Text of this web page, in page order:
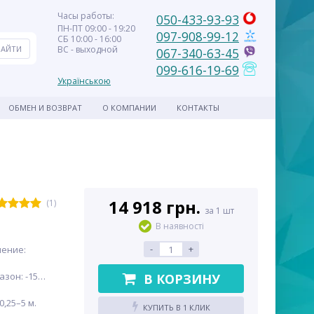
Часы работы:
ПН-ПТ 09:00 - 19:20
СБ 10:00 - 16:00
ВС - выходной
Українською
050-433-93-93
097-908-99-12
067-340-63-45
099-616-19-69
ОБМЕН И ВОЗВРАТ О КОМПАНИИ КОНТАКТЫ
(1)
-15…
м.
14 918 грн. за 1 шт
В наявності
- +
В КОРЗИНУ
КУПИТЬ В 1 КЛИК